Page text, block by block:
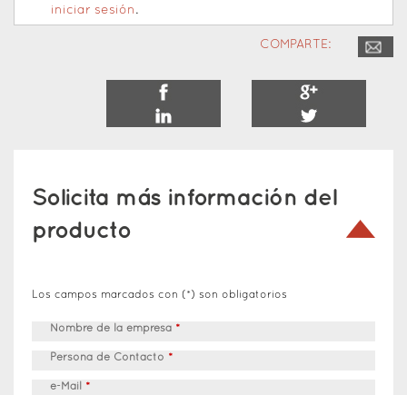
iniciar sesión .
COMPARTE:
Solicita más información del
producto
Los campos marcados con (*) son obligatorios
Nombre de la empresa *
Persona de Contacto *
e-Mail *